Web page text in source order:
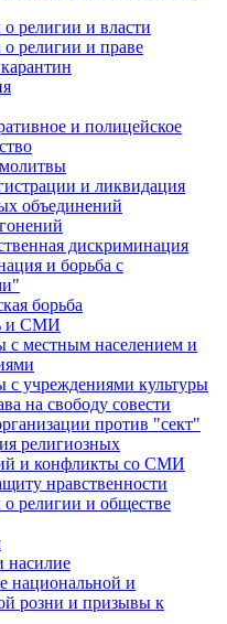
религии и власти
религии и праве
и полицейское
и ликвидация
объединений
дискриминация
и борьба с
борьба
и СМИ
с местным населением и
с учреждениями культуры
на свободу совести
против "сект"
религиозных
и конфликты со СМИ
нравственности
религии и обществе
насилие
национальной и
розни и призывы к